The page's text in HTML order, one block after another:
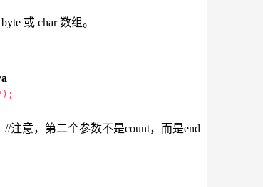
或 char 数组。
//注意，第二个参数不是count，而是end